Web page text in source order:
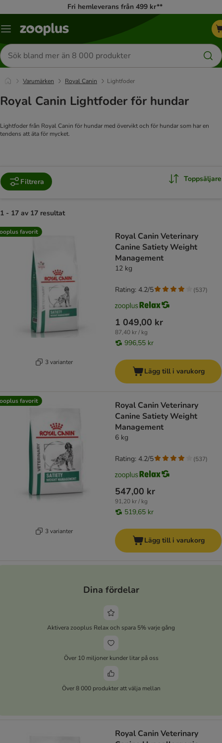
Fri hemleverans från 499 kr**
Katalogmeny
Sök
efter
produkter
Varumärken Royal Canin Lightfoder
Royal Canin Lightfoder för hundar
Lightfoder från Royal Canin för hundar med övervikt och för hundar som har en
tendens att äta för mycket.
Filtrera Toppsäljare
1 - 17 av 17 resultat
product items have been changed
favorit
3 varianter
Royal Canin Veterinary
Canine Satiety Weight
Management
12 kg
1 049,00 kr
87,40 kr / kg
996,55 kr
Rating: 4.2/5 (537)
Lägg till i varukorg
favorit
3 varianter
Royal Canin Veterinary
Canine Satiety Weight
Management
6 kg
547,00 kr
91,20 kr / kg
519,65 kr
Rating: 4.2/5 (537)
Lägg till i varukorg
Dina fördelar
Aktivera zooplus Relax och spara 5% varje gång
Över 10 miljoner kunder litar på oss
Över 8 000 produkter att välja mellan
Royal Canin Veterinary